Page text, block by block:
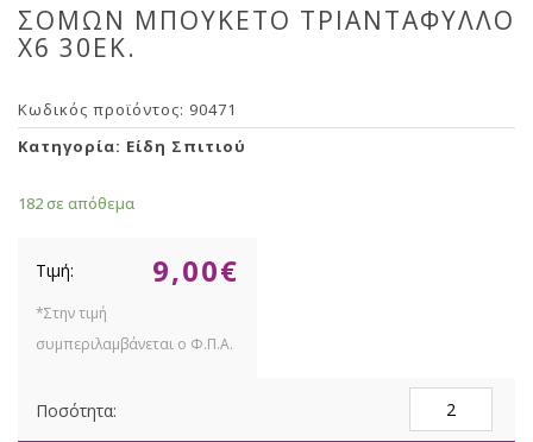
ΣΟΜΩΝ ΜΠΟΥΚΕΤΟ ΤΡΙΑΝΤΑΦΥΛΛΟ
Χ6 30ΕΚ.
Κωδικός προϊόντος: 90471
Κατηγορία: Είδη Σπιτιού
182 σε απόθεμα
9,00€
ΜΠΟΥΚΕΤΟ